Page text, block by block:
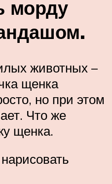
морду
животных –
щенка
но при этом
Что же
щенка.